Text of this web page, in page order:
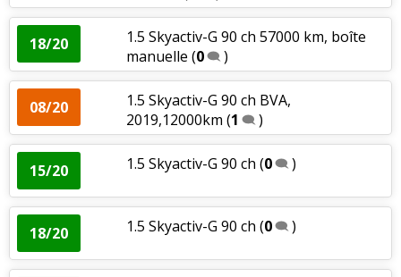
18/20
1.5 Skyactiv-G 90 ch 57000 km, boîte
manuelle (0 )
08/20
1.5 Skyactiv-G 90 ch BVA,
2019,12000km (1 )
15/20 1.5 Skyactiv-G 90 ch (0 )
18/20 1.5 Skyactiv-G 90 ch (0 )